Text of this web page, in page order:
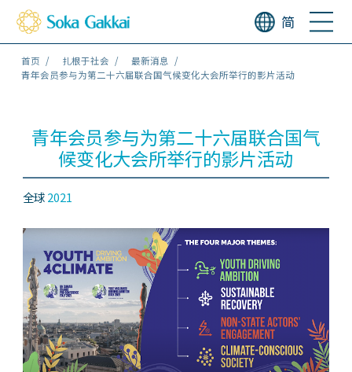
简
首页 扎根于社会
最新消息
青年会员参与为第二十六届联合国气候变化大会所举行的影片活动
青年会员参与为第二十六届联合国气
候变化大会所举行的影片活动
全球2021